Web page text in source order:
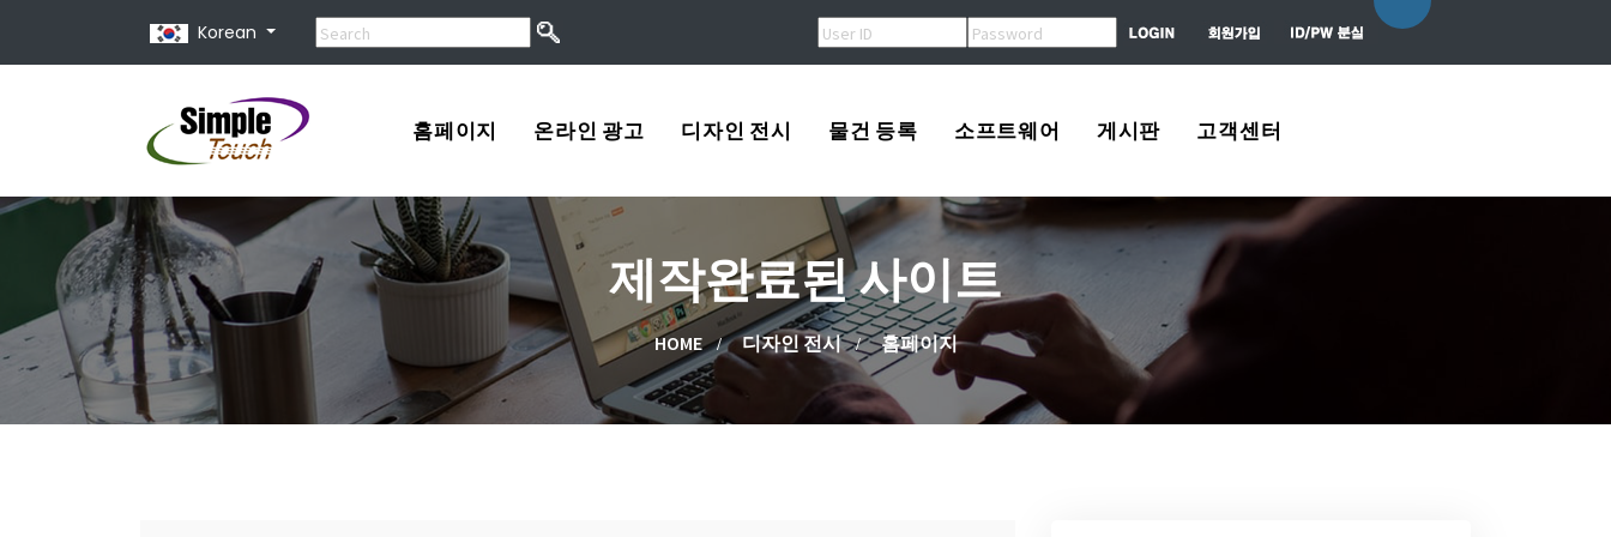
Korean
홈페이지
포트폴리오
견적서
홈페이지 제작
홈페이지 종류
온라인 광고
오버추어광고
키워드광고
검색엔진등록
배너광고
디자인 전시
프린트
광고
동영상
물건 등록
USA
Korea
China
Other
소프트웨어 게시판
자유게시판
질문 / 대답
News Center
고객센터
About Us
제작완료된 사이트
HOME 디자인 전시 홈페이지